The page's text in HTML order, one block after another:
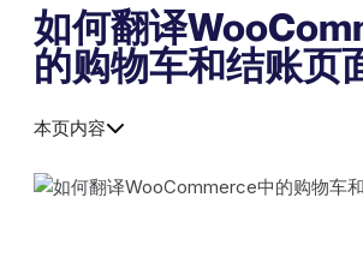
如何翻译
的购物车和结账页
本页内容